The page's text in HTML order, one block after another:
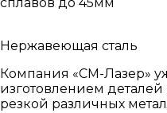
сплавов до 45мм
Нержавеющая сталь
Компания «СМ-Лазер»
изготовлением
резкой различных